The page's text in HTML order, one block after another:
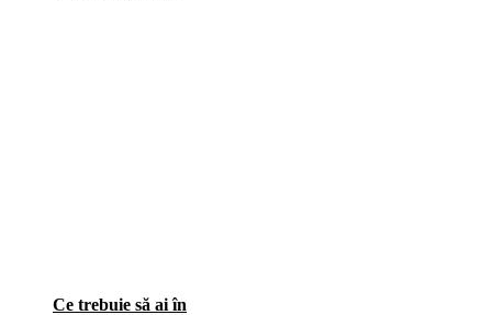
Ce trebuie să ai în